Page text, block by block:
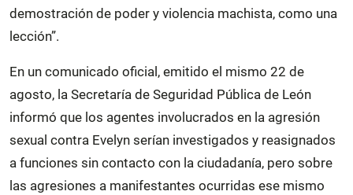
demostración de poder y violencia machista, como una
lección”.
En un comunicado oficial, emitido el mismo 22 de
agosto, la Secretaría de Seguridad Pública de León
informó que los agentes involucrados en la agresión
sexual contra Evelyn serían investigados y reasignados
a funciones sin contacto con la ciudadanía, pero sobre
las agresiones a manifestantes ocurridas ese mismo